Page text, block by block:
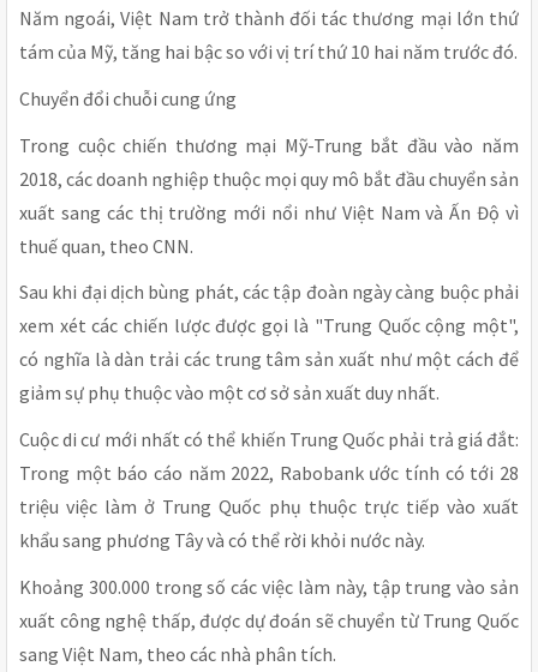
Năm ngoái, Việt Nam trở thành đối tác thương mại lớn thứ
tám của Mỹ, tăng hai bậc so với vị trí thứ 10 hai năm trước đó.
Chuyển đổi chuỗi cung ứng
Trong cuộc chiến thương mại Mỹ-Trung bắt đầu vào năm
2018, các doanh nghiệp thuộc mọi quy mô bắt đầu chuyển sản
xuất sang các thị trường mới nổi như Việt Nam và Ấn Độ vì
thuế quan, theo CNN.
Sau khi đại dịch bùng phát, các tập đoàn ngày càng buộc phải
xem xét các chiến lược được gọi là "Trung Quốc cộng một",
có nghĩa là dàn trải các trung tâm sản xuất như một cách để
giảm sự phụ thuộc vào một cơ sở sản xuất duy nhất.
Cuộc di cư mới nhất có thể khiến Trung Quốc phải trả giá đắt:
Trong một báo cáo năm 2022, Rabobank ước tính có tới 28
triệu việc làm ở Trung Quốc phụ thuộc trực tiếp vào xuất
khẩu sang phương Tây và có thể rời khỏi nước này.
Khoảng 300.000 trong số các việc làm này, tập trung vào sản
xuất công nghệ thấp, được dự đoán sẽ chuyển từ Trung Quốc
sang Việt Nam, theo các nhà phân tích.